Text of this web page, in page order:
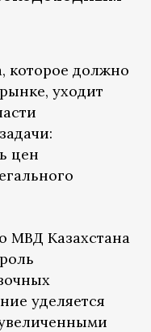
которое должно
уходит
цен
МВД Казахстана
уделяется